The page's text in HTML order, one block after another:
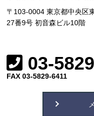
〒103-0004 東京都中央区
27番9号 初音森ビル10階
03-
FAX 03-5829-6411